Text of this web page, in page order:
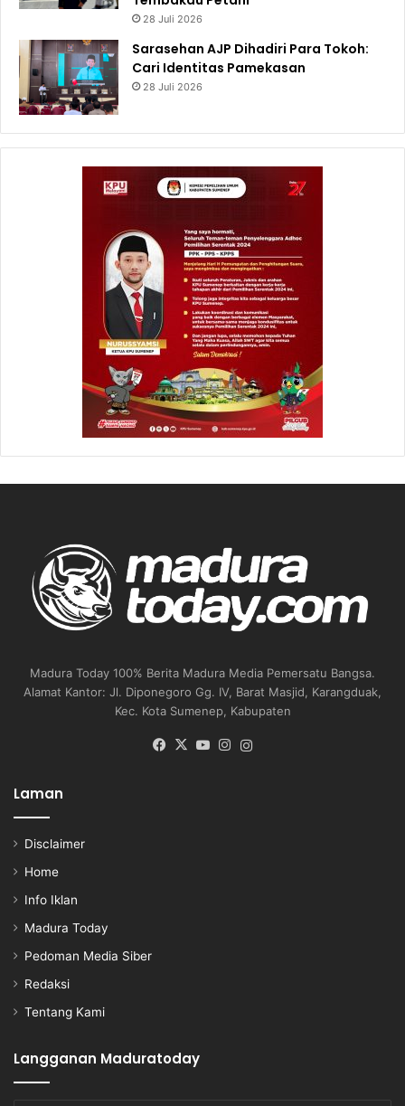
28 Juli 2026
Sarasehan AJP Dihadiri Para Tokoh:
Cari Identitas Pamekasan
28 Juli 2026
Madura Today 100% Berita Madura Media Pemersatu Bangsa.
Alamat Kantor: Jl. Diponegoro Gg. IV, Barat Masjid, Karangduak,
Kec. Kota Sumenep, Kabupaten
Facebook
X YouTubeInstagram
Laman
Disclaimer
Home
Info Iklan
Madura Today
Pedoman Media Siber
Redaksi
Tentang Kami
Langganan Maduratoday